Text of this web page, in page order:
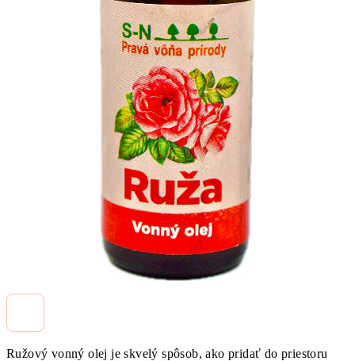
Ružový vonný olej je skvelý spôsob, ako pridať do priestoru